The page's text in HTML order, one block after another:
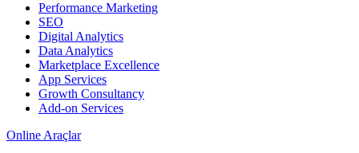
Performance Marketing
SEO
Digital Analytics
Data Analytics
Marketplace Excellence
App Services
Growth Consultancy
Add-on Services
Online Araçlar